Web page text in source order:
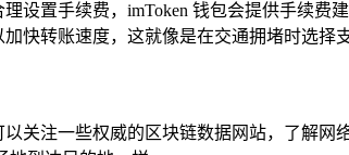
设置手续费，imToken 钱包会提供手续
快转账速度，这就像是在交通拥堵时选择
关注一些权威的区块链数据网站，了解